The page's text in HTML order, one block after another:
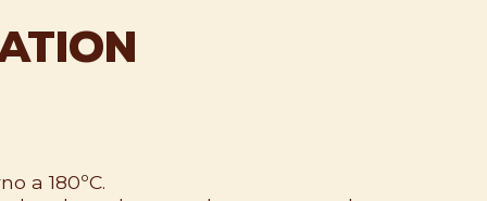
a 180ºC.